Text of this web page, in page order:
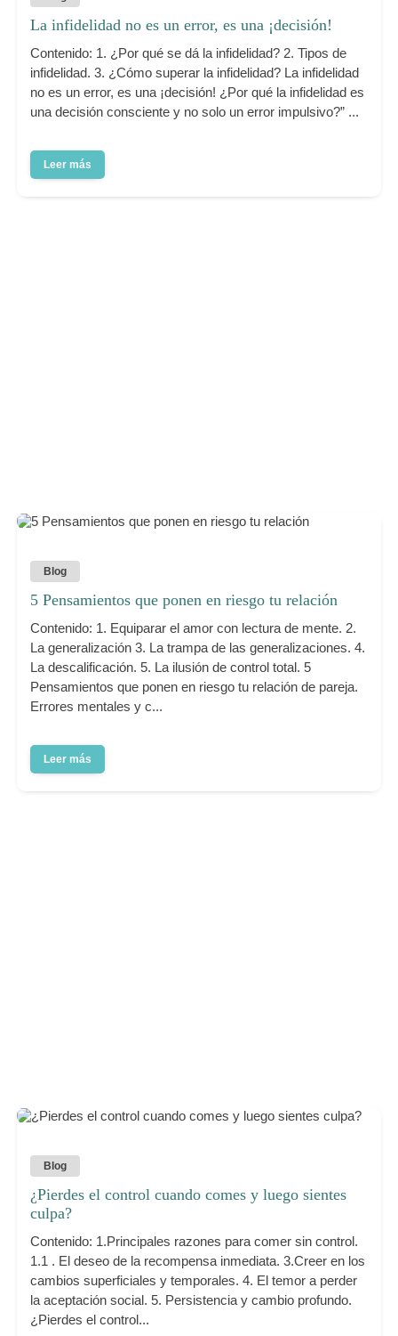
La infidelidad no es un error, es una ¡decisión!
Contenido: 1. ¿Por qué se dá la infidelidad? 2. Tipos de
infidelidad. 3. ¿Cómo superar la infidelidad? La infidelidad
no es un error, es una ¡decisión! ¿Por qué la infidelidad es
una decisión consciente y no solo un error impulsivo?” ...
Leer más
Blog
5 Pensamientos que ponen en riesgo tu relación
Contenido: 1. Equiparar el amor con lectura de mente. 2.
La generalización 3. La trampa de las generalizaciones. 4.
La descalificación. 5. La ilusión de control total. 5
Pensamientos que ponen en riesgo tu relación de pareja.
Errores mentales y c...
Leer más
Blog
¿Pierdes el control cuando comes y luego sientes
culpa?
Contenido: 1.Principales razones para comer sin control.
1.1 . El deseo de la recompensa inmediata. 3.Creer en los
cambios superficiales y temporales. 4. El temor a perder
la aceptación social. 5. Persistencia y cambio profundo.
¿Pierdes el control...